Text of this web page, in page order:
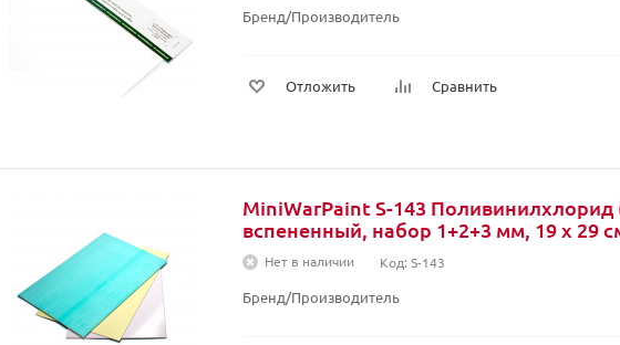
Бренд/Производитель
Отложить Сравнить
MiniWarPaint S-143
вспененный, набор 1+2+3 мм, 19 x 29
Нет в наличии Код: S-143
Бренд/Производитель